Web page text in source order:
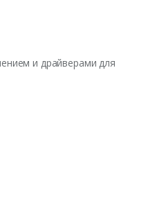
и драйверами для